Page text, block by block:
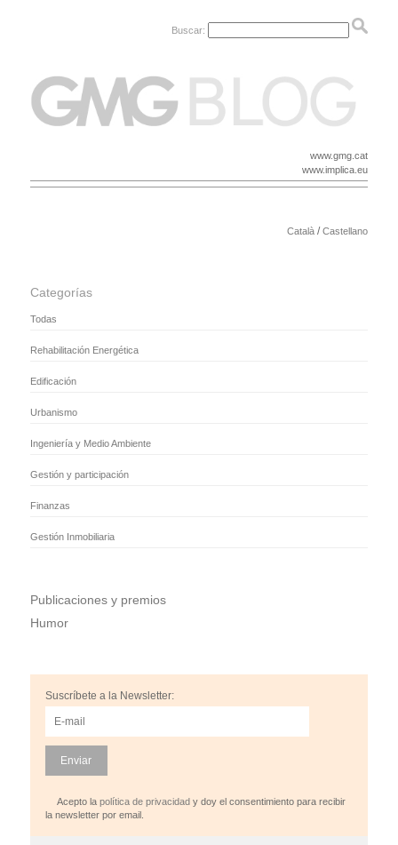
Buscar:
www.gmg.cat
www.implica.eu
Català /Castellano
Categorías
Todas
Rehabilitación Energética
Edificación
Urbanismo
Ingeniería y Medio Ambiente
Gestión y participación
Finanzas
Gestión Inmobiliaria
Publicaciones y premios
Humor
Suscríbete a la Newsletter:
Acepto la política de privacidad y doy el consentimiento para recibir
la newsletter por email.